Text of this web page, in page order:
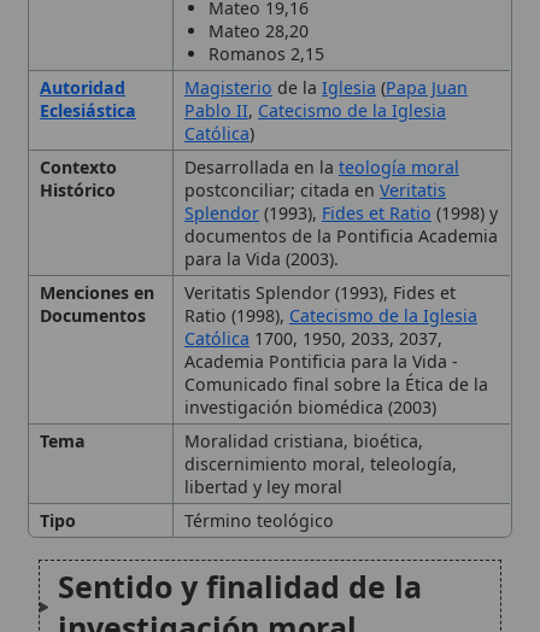
Desarrollada en lateología moral
postconciliar; citada en
Splendor(1993),Fides et Ratio
documentos de la Pontificia Academia
para la Vida (2003).
Menciones en
Documentos
Veritatis Splendor (1993), Fides et
Ratio (1998),Catecismo de la Iglesia
Católica1700, 1950, 2033, 2037,
Academia Pontificia para la Vida -
Comunicado final sobre la Ética de la
investigación biomédica (2003)
Moralidad cristiana, bioética,
discernimiento moral, teleología,
libertad y ley moral
Término teológico
Sentido y finalidad de la
investigación moral
La unidad entre fe y vida en
la catequesis moral
Libertad, naturaleza y ley
moral